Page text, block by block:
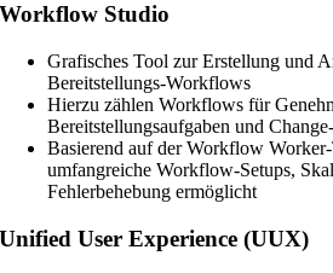
Workflow Studio
Grafisches Tool zur Erstellung und
Bereitstellungs-Workflows
Hierzu zählen Workflows für
Bereitstellungsaufgaben und
Basierend auf der Workflow
umfangreiche Workflow-Setups,
Fehlerbehebung ermöglicht
Unified User Experience (UUX)